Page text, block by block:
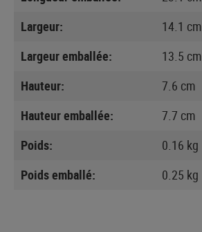
Largeur:
14.1 cm
Largeur emballée:
13.5 cm
Hauteur:
7.6 cm
Hauteur emballée:
7.7 cm
Poids:
0.16 kg
Poids emballé:
0.25 kg